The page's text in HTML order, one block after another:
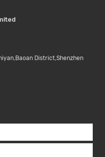
District,Shenzhen